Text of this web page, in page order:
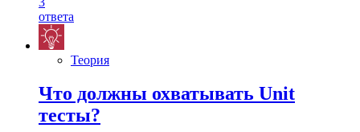
ответа
Теория
Что должны охватывать Unit
тесты?